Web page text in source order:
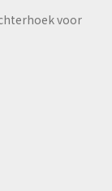
voor